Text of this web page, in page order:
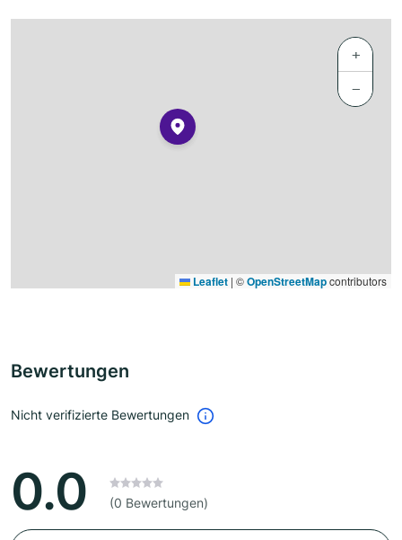
+
−
Leaflet | ©OpenStreetMapcontributors
Bewertungen
Nicht verifizierte Bewertungen
0.0 (0 Bewertungen)